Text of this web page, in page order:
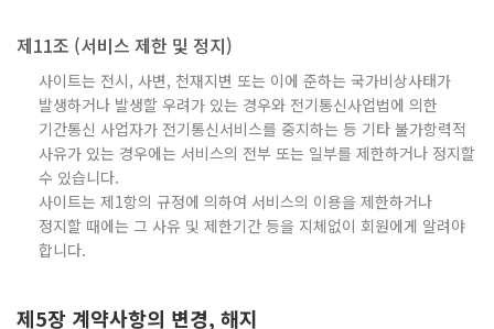
제11조 (서비스 제한 및 정지)
사이트는 전시, 사변, 천재지변 또는 이에 준하는 국가비상사태가
발생하거나 발생할 우려가 있는 경우와 전기통신사업법에 의한
기간통신 사업자가 전기통신서비스를 중지하는 등 기타 불가항력적
사유가 있는 경우에는 서비스의 전부 또는 일부를 제한하거나 정지할
수 있습니다.
사이트는 제1항의 규정에 의하여 서비스의 이용을 제한하거나
정지할 때에는 그 사유 및 제한기간 등을 지체없이 회원에게 알려야
합니다.
제5장 계약사항의 변경, 해지